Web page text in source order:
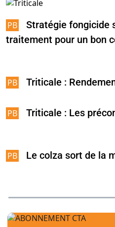
Stratégie fongicide
traitement pour un bon
Triticale :
Triticale : Les
Le colza sort de la